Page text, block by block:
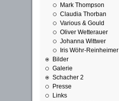
Mark Thompson
Claudia Thorban
Various & Gould
Oliver Wetterauer
Johanna Wittwer
Iris Wöhr-Reinheimer
Bilder
Galerie
Schacher 2
Presse
Links